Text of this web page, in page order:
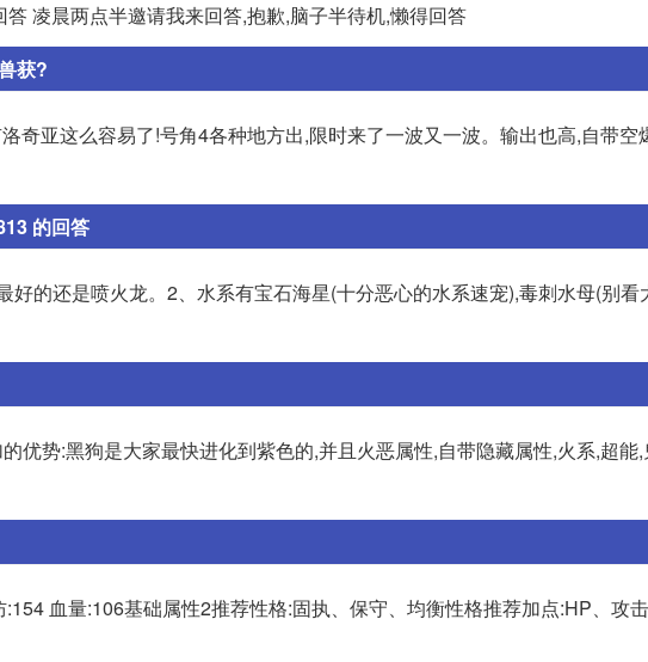
凌晨两点半邀请我来回答,抱歉,脑子半待机,懒得回答
获?
奇亚这么容易了!号角4各种地方出,限时来了一波又一波。输出也高,自带空
的回答
的还是喷火龙。2、水系有宝石海星(十分恶心的水系速宠),毒刺水母(别看
优势:黑狗是大家最快进化到紫色的,并且火恶属性,自带隐藏属性,火系,超能
血量:106基础属性2推荐性格:固执、保守、均衡性格推荐加点:HP、攻